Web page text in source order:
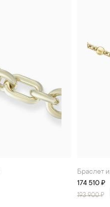
Браслет
174 510 ₽
193 900₽